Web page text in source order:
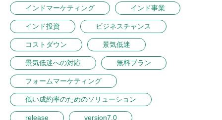
インドマーケティング インド事業
インド投資 ビジネスチャンス
コストダウン 景気低迷
景気低迷への対応 無料プラン
フォームマーケティング
低い成約率のためのソリューション
release version7.0